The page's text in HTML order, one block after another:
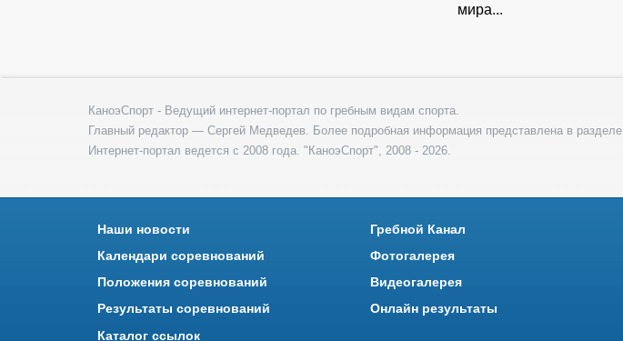
мира...
КаноэСпорт - Ведущий интернет-портал по гребным видам спорта.
Главный редактор — Сергей Медведев. Более подробная информация представлена в разделе
Интернет-портал ведется с 2008 года. "КаноэСпорт", 2008 - 2026.
Наши новости
Календари соревнований
Положения соревнований
Результаты соревнований
Каталог ссылок
Гребной Канал
Фотогалерея
Видеогалерея
Онлайн результаты